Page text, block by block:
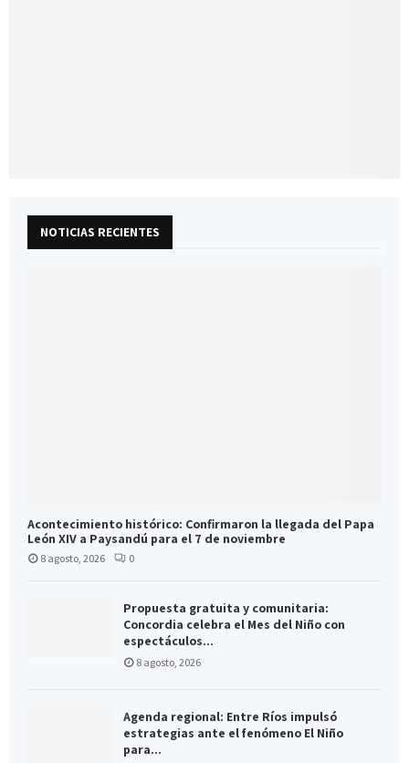
NOTICIAS RECIENTES
Acontecimiento histórico: Confirmaron la llegada del Papa
León XIV a Paysandú para el 7 de noviembre
8 agosto, 2026 0
Propuesta gratuita y comunitaria:
Concordia celebra el Mes del Niño con
espectáculos...
8 agosto, 2026
Agenda regional: Entre Ríos impulsó
estrategias ante el fenómeno El Niño
para...